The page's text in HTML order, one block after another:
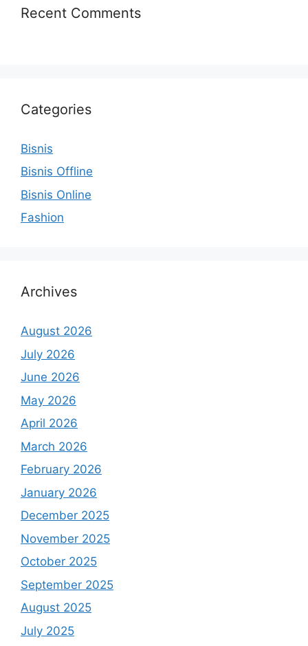
Recent Comments
Categories
Bisnis
Bisnis Offline
Bisnis Online
Fashion
Archives
August 2026
July 2026
June 2026
May 2026
April 2026
March 2026
February 2026
January 2026
December 2025
November 2025
October 2025
September 2025
August 2025
July 2025